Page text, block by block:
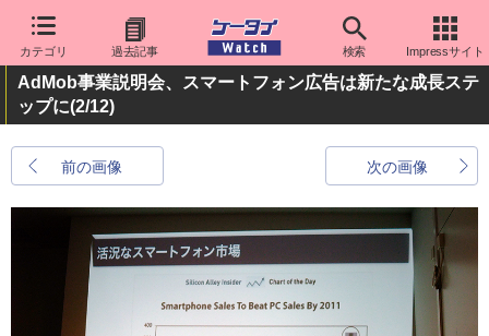
カテゴリ 過去記事 検索 Impressサイト
AdMob事業説明会、スマートフォン広告は新たな成長ステ
ップに(2/12)
前の画像 次の画像